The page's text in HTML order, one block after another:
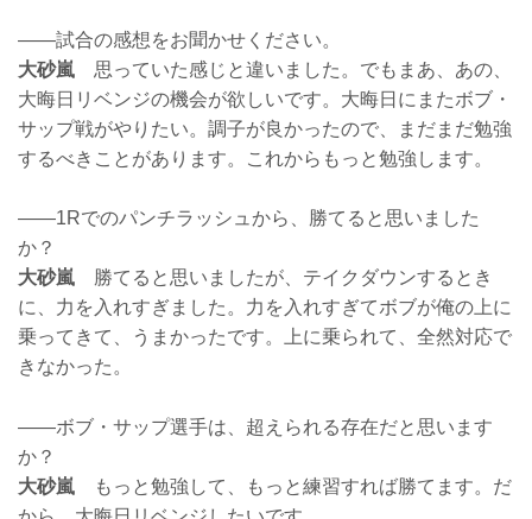
——試合の感想をお聞かせください。
大砂嵐 思っていた感じと違いました。でもまあ、あの、
大晦日リベンジの機会が欲しいです。大晦日にまたボブ・
サップ戦がやりたい。調子が良かったので、まだまだ勉強
するべきことがあります。これからもっと勉強します。
——1Rでのパンチラッシュから、勝てると思いました
か？
大砂嵐 勝てると思いましたが、テイクダウンするとき
に、力を入れすぎました。力を入れすぎてボブが俺の上に
乗ってきて、うまかったです。上に乗られて、全然対応で
きなかった。
——ボブ・サップ選手は、超えられる存在だと思います
か？
大砂嵐 もっと勉強して、もっと練習すれば勝てます。だ